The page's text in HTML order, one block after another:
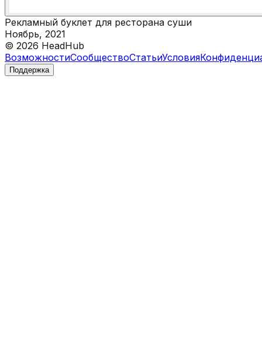
Рекламный буклет для ресторана суши
Ноябрь, 2021
© 2026 HeadHub
ВозможностиСообществоСтатьиУсловия
Поддержка